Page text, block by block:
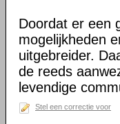
Doordat er een
mogelijkheden
uitgebreider.
de reeds
levendige
Stel een correctie voor